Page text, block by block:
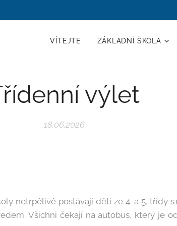
VÍTEJTE ZÁKLADNÍ ŠKOLA
výlet
18.06.2026
netrpělivě postávají děti ze 4. a 5. třídy
Všichni čekají na autobus, který je